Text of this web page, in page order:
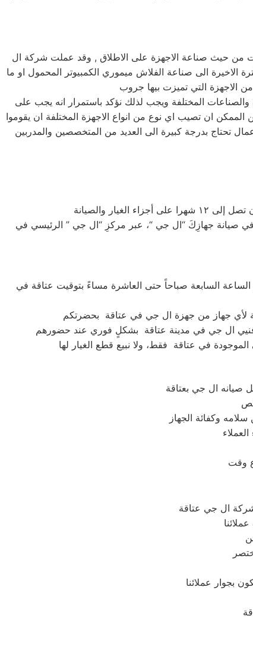
من حيث صناعة الاجهزة على الاطلاق , وقد عملت شركة ال
الاخيرة الى صناعة الفلاش ميموري الكمبيوتر المحمول او ما
والصناعات المختلفة ويجب لذلك نؤكد باستمرار انه يجب على
ان تصيب اي نوع من انواع الاجهزة المختلفة ان يقوموا
تحتاج بدرجة كبيرة الى العديد من المتخصصين والمدربين
صيانة جهازِكَ “ال جي “، عبر مركزِ “ال جي ” الرئيسي في
السابعة صباحاً حتى العاشرة مساءً بتوقيت عتاقة في
صيانه ال جي بعتاقة
ال جي عتاقة
بجوار عملائنا